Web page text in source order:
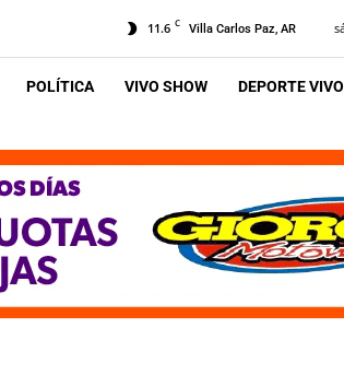
11.6 C Villa Carlos Paz, AR
POLÍTICA VIVO SHOW DEPORTE VIVO